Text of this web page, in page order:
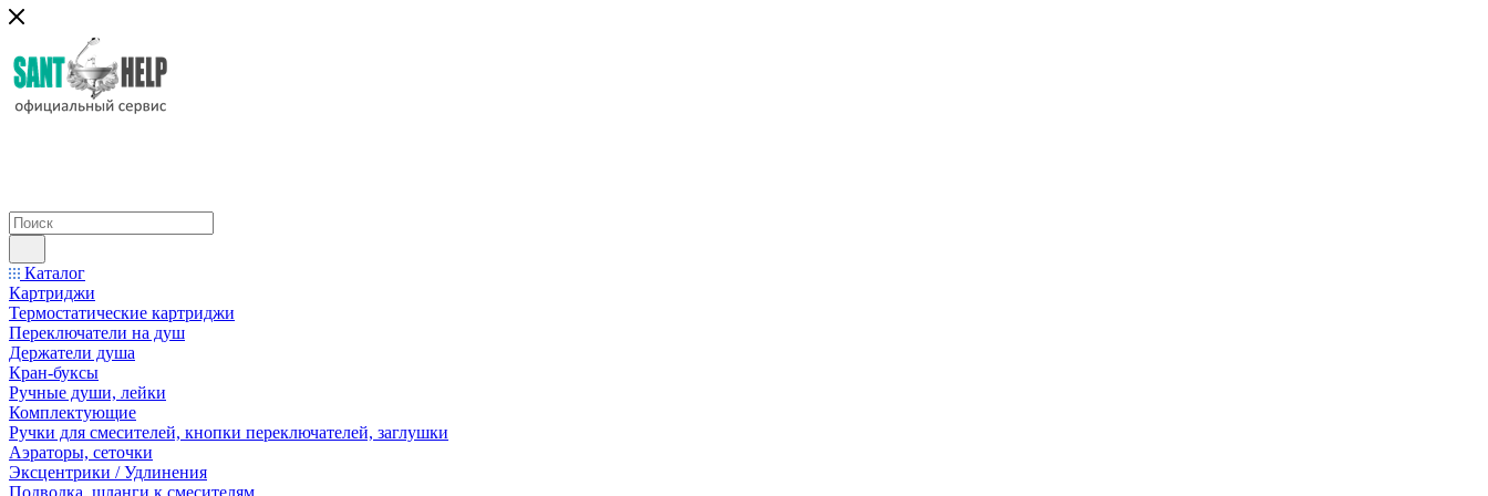
Каталог
Картриджи
Термостатические картриджи
Переключатели на душ
Держатели душа
Кран-буксы
Ручные души, лейки
Комплектующие
Ручки для смесителей, кнопки переключателей, заглушки
Аэраторы, сеточки
Эксцентрики / Удлинения
Подводка, шланги к смесителям